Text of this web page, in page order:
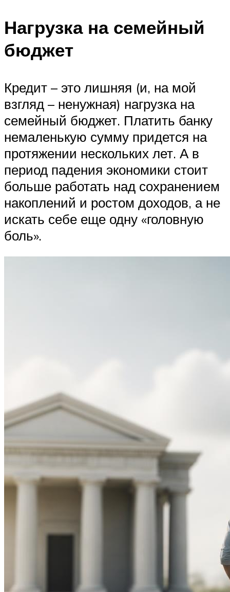
Нагрузка на семейный
бюджет
Кредит – это лишняя (и, на мой
взгляд – ненужная) нагрузка на
семейный бюджет. Платить банку
немаленькую сумму придется на
протяжении нескольких лет. А в
период падения экономики стоит
больше работать над сохранением
накоплений и ростом доходов, а не
искать себе еще одну «головную
боль».